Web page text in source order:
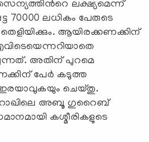
ലക്ഷ്യമെന്ന്
70000 ലധികം പേരുടെ
ആയിരക്കണക്കിന്
അതിന് പുറമെ
പേര്‍ കടുത്ത
ചെയ്തു.
അബൂ ഗുറൈബ്
കശ്മീരികളുടെ